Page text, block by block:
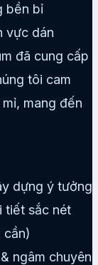
bền bỉ
vực dán
đã cung cấp
tôi cam
mang đến
dựng ý tưởng
tiết sắc nét
cần)
ngâm chuyên